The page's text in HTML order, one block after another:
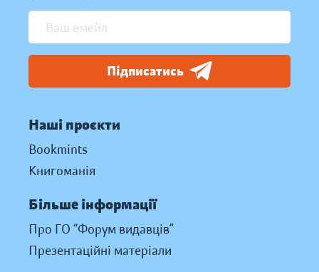
Підписатись
Наші проєкти
Bookmints
Книгоманія
Більше інформації
Про ГО “Форум видавців”
Презентаційні матеріали